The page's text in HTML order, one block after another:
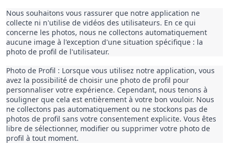
Nous souhaitons vous rassurer que notre application ne
collecte ni n'utilise de vidéos des utilisateurs. En ce qui
concerne les photos, nous ne collectons automatiquement
aucune image à l'exception d'une situation spécifique : la
photo de profil de l'utilisateur.
Photo de Profil : Lorsque vous utilisez notre application, vous
avez la possibilité de choisir une photo de profil pour
personnaliser votre expérience. Cependant, nous tenons à
souligner que cela est entièrement à votre bon vouloir. Nous
ne collectons pas automatiquement ou ne stockons pas de
photos de profil sans votre consentement explicite. Vous êtes
libre de sélectionner, modifier ou supprimer votre photo de
profil à tout moment.